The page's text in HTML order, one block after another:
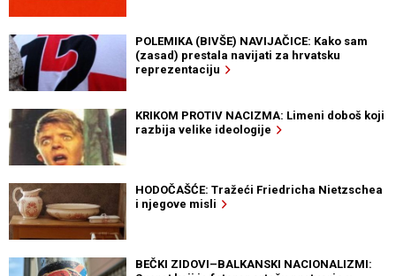
POLEMIKA (BIVŠE) NAVIJAČICE: Kako sam
(zasad) prestala navijati za hrvatsku
reprezentaciju
KRIKOM PROTIV NACIZMA: Limeni doboš koji
razbija velike ideologije
HODOČAŠĆE: Tražeći Friedricha Nietzschea
i njegove misli
BEČKI ZIDOVI–BALKANSKI NACIONALIZMI: